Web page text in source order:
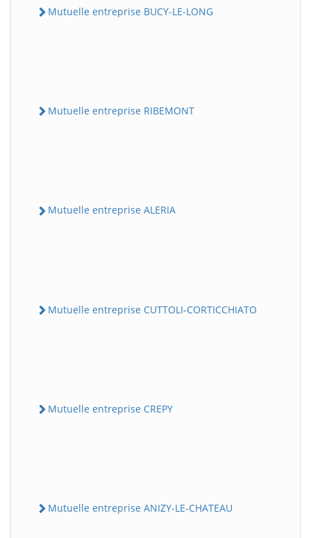
Mutuelle entreprise BUCY-LE-LONG
Mutuelle entreprise RIBEMONT
Mutuelle entreprise ALERIA
Mutuelle entreprise CUTTOLI-CORTICCHIATO
Mutuelle entreprise CREPY
Mutuelle entreprise ANIZY-LE-CHATEAU